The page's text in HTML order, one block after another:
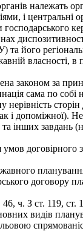
належать
і центральні
його
власності, в
законом за
сама по собі
і допоміжної).
та інших завдань
договірного
договору
ч. З ст. 119, ст.
видів